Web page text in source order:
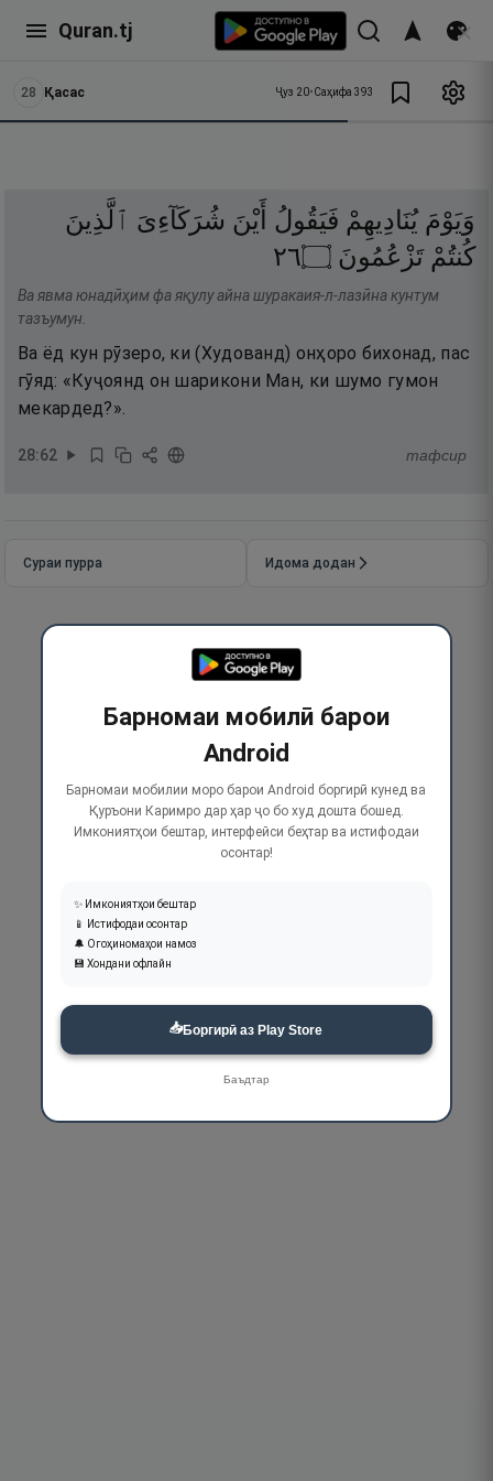
Quran.tj
28 Қасас Ҷуз 20•Саҳифа 393
وَيَوْمَ يُنَادِيهِمْ فَيَقُولُ أَيْنَ شُرَكَآءِىَ ٱلَّذِينَ
كُنتُمْ تَزْعُمُونَ ۝٦٢
Ва явма юнадӣҳим фа яқулу айна шуракаия-л-лазӣна кунтум
тазъумун.
Ва ёд кун рӯзеро, ки (Худованд) онҳоро бихонад, пас
гӯяд: «Куҷоянд он шарикони Ман, ки шумо гумон
мекардед?».
28:62 тафсир
Сураи пурра Идома додан
Барномаи мобилӣ барои
Android
Барномаи мобилии моро барои Android боргирӣ кунед ва
Қуръони Каримро дар ҳар ҷо бо худ дошта бошед.
Имкониятҳои бештар, интерфейси беҳтар ва истифодаи
осонтар!
✨ Имкониятҳои бештар
📱 Истифодаи осонтар
🔔 Огоҳиномаҳои намоз
💾 Хондани офлайн
📥Боргирӣ аз Play Store
Баъдтар